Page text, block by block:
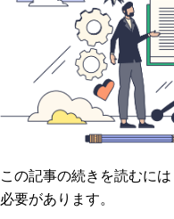
この記事の続きを読むに
必要があります。